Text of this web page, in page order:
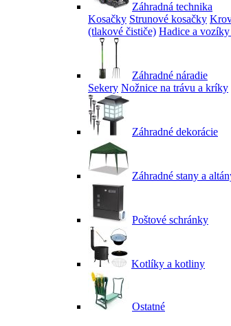
Záhradná technika
Kosačky Strunové kosačky
(tlakové čističe) Hadice a vozíky
Záhradné náradie
Sekery Nožnice na trávu a kríky
Záhradné dekorácie
Záhradné stany a
Poštové schránky
Kotlíky a kotliny
Ostatné